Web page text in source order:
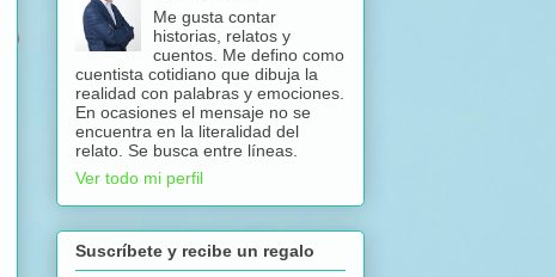
Me gusta contar
historias, relatos y
cuentos. Me defino como
cuentista cotidiano que dibuja la
realidad con palabras y emociones.
En ocasiones el mensaje no se
encuentra en la literalidad del
relato. Se busca entre líneas.
Ver todo mi perfil
Suscríbete y recibe un regalo